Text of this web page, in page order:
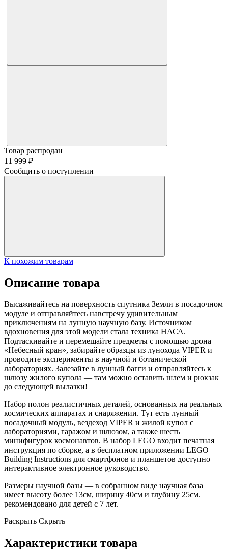
Товар распродан
11 999 ₽
Сообщить о поступлении
К похожим товарам
Описание товара
Высаживайтесь на поверхность спутника Земли в посадочном
модуле и отправляйтесь навстречу удивительным
приключениям на лунную научную базу. Источником
вдохновения для этой модели стала техника НАСА.
Подтаскивайте и перемещайте предметы с помощью дрона
«Небесный кран», забирайте образцы из лунохода VIPER и
проводите эксперименты в научной и ботанической
лабораториях. Залезайте в лунный багги и отправляйтесь к
шлюзу жилого купола — там можно оставить шлем и рюкзак
до следующей вылазки!
Набор полон реалистичных деталей, основанных на реальных
космических аппаратах и снаряжении. Тут есть лунный
посадочный модуль, вездеход VIPER и жилой купол с
лабораториями, гаражом и шлюзом, а также шесть
минифигурок космонавтов. В набор LEGO входит печатная
инструкция по сборке, а в бесплатном приложении LEGO
Building Instructions для смартфонов и планшетов доступно
интерактивное электронное руководство.
Размеры научной базы — в собранном виде научная база
имеет высоту более 13см, ширину 40см и глубину 25см.
рекомендовано для детей с 7 лет.
Раскрыть Скрыть
Характеристики товара